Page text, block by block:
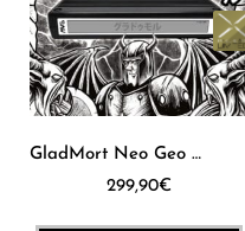
GladMort Neo Geo MVS [JPN]
299,90€